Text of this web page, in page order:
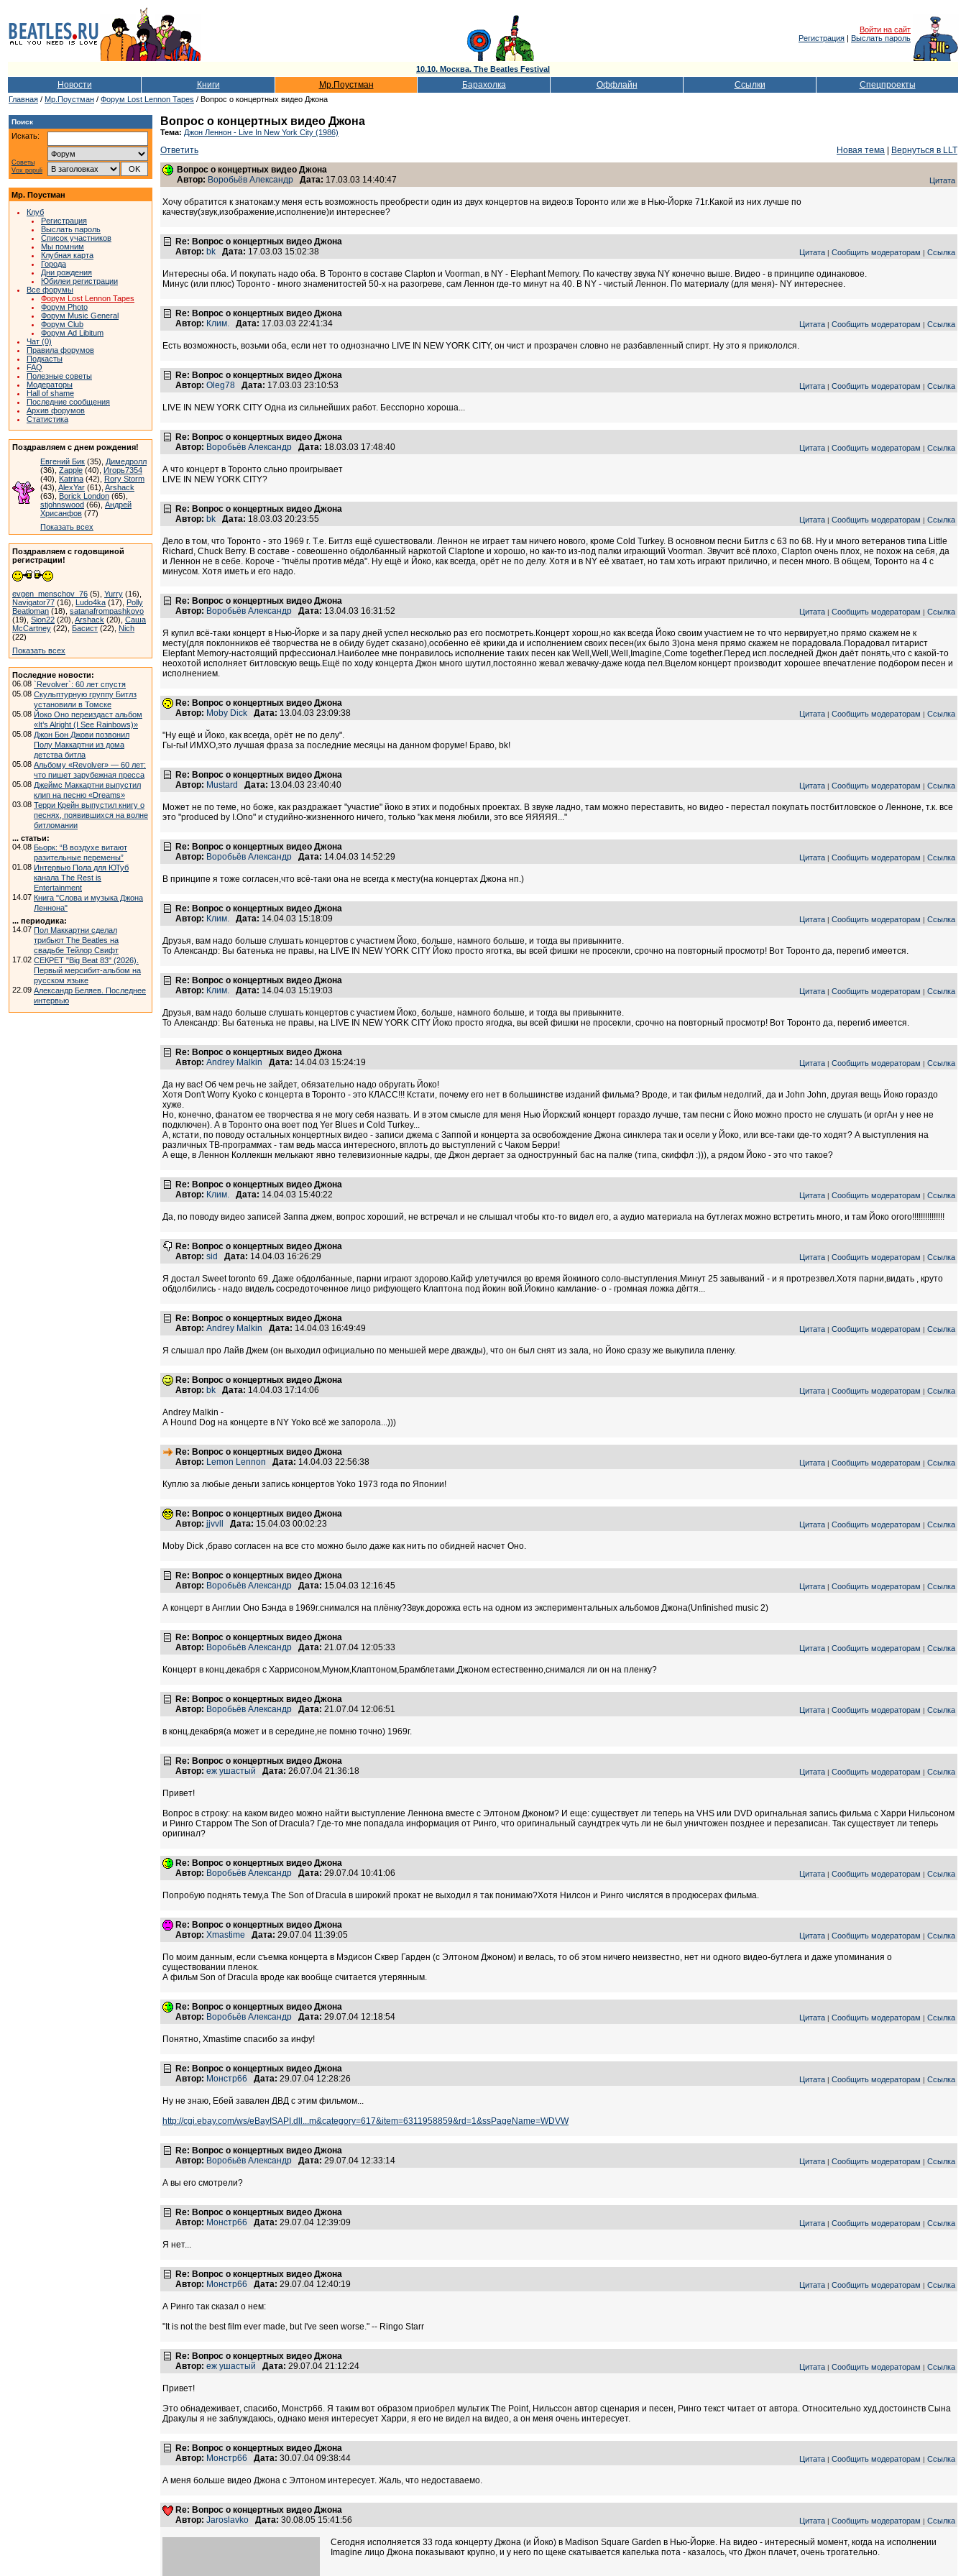
Войти на сайт
Регистрация | Выслать пароль
10.10. Москва. The Beatles Festival
Новости Книги Мр.Поустман Барахолка Оффлайн Ссылки Спецпроекты
Главная / Мр.Поустман / Форум Lost Lennon Tapes / Вопрос о концертных видео Джона
Поиск
Искать:
Советы
Vox populi
Мр. Поустман
Клуб
Регистрация
Выслать пароль
Список участников
Мы помним
Клубная карта
Города
Дни рождения
Юбилеи регистрации
Все форумы
Форум Lost Lennon Tapes
Форум Photo
Форум Music General
Форум Club
Форум Ad Libitum
Чат (0)
Правила форумов
Подкасты
FAQ
Полезные советы
Модераторы
Hall of shame
Последние сообщения
Архив форумов
Статистика
Поздравляем с днем рождения!
Евгений Бик (35), Димедролл
(36), Zapple (40), Игорь7354
(40), Katrina (42), Rory Storm
(43), AlexYar (61), Arshack
(63), Borick London (65),
stjohnswood (66), Андрей
Хрисанфов (77)
Показать всех
Поздравляем с годовщиной
регистрации!
evgen_menschov_76 (5), Yurry (16),
Navigator77 (16), Ludo4ka (17), Polly
Beatloman (18), satanafrompashkovo
(19), Sion22 (20), Arshack (20), Саша
McCartney (22), Басист (22), Nich
(22)
Показать всех
Последние новости:
06.08 `Revolver`: 60 лет спустя
05.08 Скульптурную группу Битлз
установили в Томске
05.08 Йоко Оно переиздаст альбом
«It’s Alright (I See Rainbows)»
05.08 Джон Бон Джови позвонил
Полу Маккартни из дома
детства битла
05.08 Альбому «Revolver» — 60 лет:
что пишет зарубежная пресса
05.08 Джеймс Маккартни выпустил
клип на песню «Dreams»
03.08 Терри Крейн выпустил книгу о
песнях, появившихся на волне
битломании
... статьи:
04.08 Бьорк: “В воздухе витают
разительные перемены”
01.08 Интервью Пола для ЮТуб
канала The Rest is
Entertainment
14.07 Книга "Слова и музыка Джона
Леннона"
... периодика:
14.07 Пол Маккартни сделал
трибьют The Beatles на
свадьбе Тейлор Свифт
17.02 СЕКРЕТ "Big Beat 83" (2026).
Первый мерсибит-альбом на
русском языке
22.09 Александр Беляев. Последнее
интервью
Вопрос о концертных видео Джона
Тема: Джон Леннон - Live In New York City (1986)
Ответить Новая тема
Вернуться в LLT
Вопрос о концертных видео Джона
Автор: Воробьёв Александр Дата: 17.03.03 14:40:47 Цитата
Хочу обратится к знатокам:у меня есть возможность преобрести один из двух концертов на видео:в Торонто или же в Нью-Йорке 71г.Какой из них лучше по
качеству(звук,изображение,исполнение)и интереснее?
Re: Вопрос о концертных видео Джона
Автор: bk Дата: 17.03.03 15:02:38 Цитата | Сообщить модераторам | Ссылка
Интересны оба. И покупать надо оба. В Торонто в составе Clapton и Voorman, в NY - Elephant Memory. По качеству звука NY конечно выше. Видео - в принципе одинаковое.
Минус (или плюс) Торонто - много знаменитостей 50-х на разогреве, сам Леннон где-то минут на 40. В NY - чистый Леннон. По материалу (для меня)- NY интереснее.
Re: Вопрос о концертных видео Джона
Автор: Клим. Дата: 17.03.03 22:41:34 Цитата | Сообщить модераторам | Ссылка
Есть возможность, возьми оба, если нет то однозначно LIVE IN NEW YORK CITY, он чист и прозрачен словно не разбавленный спирт. Ну это я прикололся.
Re: Вопрос о концертных видео Джона
Автор: Oleg78 Дата: 17.03.03 23:10:53 Цитата | Сообщить модераторам | Ссылка
LIVE IN NEW YORK CITY Одна из сильнейших работ. Бесспорно хороша...
Re: Вопрос о концертных видео Джона
Автор: Воробьёв Александр Дата: 18.03.03 17:48:40 Цитата | Сообщить модераторам | Ссылка
А что концерт в Торонто сльно проигрывает
LIVE IN NEW YORK CITY?
Re: Вопрос о концертных видео Джона
Автор: bk Дата: 18.03.03 20:23:55 Цитата | Сообщить модераторам | Ссылка
Дело в том, что Торонто - это 1969 г. Т.е. Битлз ещё сушествовали. Леннон не играет там ничего нового, кроме Cold Turkey. В основном песни Битлз с 63 по 68. Ну и много ветеранов типа Little
Richard, Chuck Berry. В составе - совеошенно обдолбанный наркотой Claptone и хорошо, но как-то из-под палки играющий Voorman. Звучит всё плохо, Clapton очень плох, не похож на себя, да
и Леннон не в себе. Короче - "пчёлы против мёда". Ну ещё и Йоко, как всегда, орёт не по делу. Хотя и в NY её хватает, но там хоть играют прилично, и песен много. В общем, Торонто на 4 с
минусом. Хотя иметь и его надо.
Re: Вопрос о концертных видео Джона
Автор: Воробьёв Александр Дата: 13.04.03 16:31:52 Цитата | Сообщить модераторам | Ссылка
Я купил всё-таки концерт в Нью-Йорке и за пару дней успел несколько раз его посмотреть.Концерт хорош,но как всегда Йоко своим участием не то что нервирует,но прямо скажем не к
месту(для поклонников её творчества не в обиду будет сказано),особенно её крики,да и исполнением своих песен(их было 3)она меня прямо скажем не порадовала.Порадовал гитарист
Elepfant Memory-настоящий прфессионал.Наиболее мне понравилось исполнение таких песен как Well,Well,Well,Imagine,Come together.Перед исп.последней Джон даёт понять,что с какой-то
неохотой исполняет битловскую вещь.Ещё по ходу концерта Джон много шутил,постоянно жевал жевачку-даже когда пел.Вцелом концерт производит хорошее впечатление подбором песен и
исполнением.
Re: Вопрос о концертных видео Джона
Автор: Moby Dick Дата: 13.04.03 23:09:38 Цитата | Сообщить модераторам | Ссылка
"Ну ещё и Йоко, как всегда, орёт не по делу".
Гы-гы! ИМХО,это лучшая фраза за последние месяцы на данном форуме! Браво, bk!
Re: Вопрос о концертных видео Джона
Автор: Mustard Дата: 13.04.03 23:40:40 Цитата | Сообщить модераторам | Ссылка
Может не по теме, но боже, как раздражает "участие" йоко в этих и подобных проектах. В звуке ладно, там можно переставить, но видео - перестал покупать постбитловское о Ленноне, т.к. все
это "produced by I.Ono" и студийно-жизненного ничего, только "как меня любили, это все ЯЯЯЯЯ..."
Re: Вопрос о концертных видео Джона
Автор: Воробьёв Александр Дата: 14.04.03 14:52:29 Цитата | Сообщить модераторам | Ссылка
В принципе я тоже согласен,что всё-таки она не всегда к месту(на концертах Джона нп.)
Re: Вопрос о концертных видео Джона
Автор: Клим. Дата: 14.04.03 15:18:09 Цитата | Сообщить модераторам | Ссылка
Друзья, вам надо больше слушать концертов с участием Йоко, больше, намного больше, и тогда вы привыкните.
То Александр: Вы батенька не правы, на LIVE IN NEW YORK CITY Йоко просто яготка, вы всей фишки не просекли, срочно на повторный просмотр! Вот Торонто да, перегиб имеется.
Re: Вопрос о концертных видео Джона
Автор: Клим. Дата: 14.04.03 15:19:03 Цитата | Сообщить модераторам | Ссылка
Друзья, вам надо больше слушать концертов с участием Йоко, больше, намного больше, и тогда вы привыкните.
То Александр: Вы батенька не правы, на LIVE IN NEW YORK CITY Йоко просто ягодка, вы всей фишки не просекли, срочно на повторный просмотр! Вот Торонто да, перегиб имеется.
Re: Вопрос о концертных видео Джона
Автор: Andrey Malkin Дата: 14.04.03 15:24:19 Цитата | Сообщить модераторам | Ссылка
Да ну вас! Об чем речь не зайдет, обязательно надо обругать Йоко!
Хотя Don't Worry Kyoko с концерта в Торонто - это КЛАСС!!! Кстати, почему его нет в большинстве изданий фильма? Вроде, и так фильм недолгий, да и John John, другая вещь Йоко гораздо
хуже.
Но, конечно, фанатом ее творчества я не могу себя назвать. И в этом смысле для меня Нью Йоркский концерт гораздо лучше, там песни с Йоко можно просто не слушать (и оргАн у нее не
подключен). А в Торонто она воет под Yer Blues и Cold Turkey...
А, кстати, по поводу остальных концертных видео - записи джема с Заппой и концерта за освобождение Джона синклера так и осели у Йоко, или все-таки где-то ходят? А выступления на
различных ТВ-программах - там ведь масса интересного, вплоть до выступлений с Чаком Берри!
А еще, в Леннон Коллекшн мелькают явно телевизионные кадры, где Джон дергает за однострунный бас на палке (типа, скиффл :))), а рядом Йоко - это что такое?
Re: Вопрос о концертных видео Джона
Автор: Клим. Дата: 14.04.03 15:40:22 Цитата | Сообщить модераторам | Ссылка
Да, по поводу видео записей Заппа джем, вопрос хороший, не встречал и не слышал чтобы кто-то видел его, а аудио материала на бутлегах можно встретить много, и там Йоко огого!!!!!!!!!!!!!!!
Re: Вопрос о концертных видео Джона
Автор: sid Дата: 14.04.03 16:26:29 Цитата | Сообщить модераторам | Ссылка
Я достал Sweet toronto 69. Даже обдолбанные, парни играют здорово.Кайф улетучился во время йокиного соло-выступления.Минут 25 завываний - и я протрезвел.Хотя парни,видать , круто
обдолбились - надо видель сосредоточенное лицо рифующего Клаптона под йокин вой.Йокино камлание- о - громная ложка дёгтя...
Re: Вопрос о концертных видео Джона
Автор: Andrey Malkin Дата: 14.04.03 16:49:49 Цитата | Сообщить модераторам | Ссылка
Я слышал про Лайв Джем (он выходил официально по меньшей мере дважды), что он был снят из зала, но Йоко сразу же выкупила пленку.
Re: Вопрос о концертных видео Джона
Автор: bk Дата: 14.04.03 17:14:06 Цитата | Сообщить модераторам | Ссылка
Andrey Malkin -
А Hound Dog на концерте в NY Yoko всё же запорола...)))
Re: Вопрос о концертных видео Джона
Автор: Lemon Lennon Дата: 14.04.03 22:56:38 Цитата | Сообщить модераторам | Ссылка
Куплю за любые деньги запись концертов Yoko 1973 года по Японии!
Re: Вопрос о концертных видео Джона
Автор: jjvvll Дата: 15.04.03 00:02:23 Цитата | Сообщить модераторам | Ссылка
Moby Dick ,браво согласен на все сто можно было даже как нить по обидней насчет Оно.
Re: Вопрос о концертных видео Джона
Автор: Воробьёв Александр Дата: 15.04.03 12:16:45 Цитата | Сообщить модераторам | Ссылка
А концерт в Англии Оно Бэнда в 1969г.снимался на плёнку?Звук.дорожка есть на одном из экспериментальных альбомов Джона(Unfinished music 2)
Re: Вопрос о концертных видео Джона
Автор: Воробьёв Александр Дата: 21.07.04 12:05:33 Цитата | Сообщить модераторам | Ссылка
Концерт в конц.декабря с Харрисоном,Муном,Клаптоном,Брамблетами,Джоном естественно,снимался ли он на пленку?
Re: Вопрос о концертных видео Джона
Автор: Воробьёв Александр Дата: 21.07.04 12:06:51 Цитата | Сообщить модераторам | Ссылка
в конц.декабря(а может и в середине,не помню точно) 1969г.
Re: Вопрос о концертных видео Джона
Автор: еж ушастый Дата: 26.07.04 21:36:18 Цитата | Сообщить модераторам | Ссылка
Привет!
Вопрос в строку: на каком видео можно найти выступление Леннона вместе с Элтоном Джоном? И еще: существует ли теперь на VHS или DVD оригнальная запись фильма с Харри Нильсоном
и Ринго Старром The Son of Dracula? Где-то мне попадала информация от Ринго, что оригинальный саундтрек чуть ли не был уничтожен позднее и перезаписан. Так существует ли теперь
оригинал?
Re: Вопрос о концертных видео Джона
Автор: Воробьёв Александр Дата: 29.07.04 10:41:06 Цитата | Сообщить модераторам | Ссылка
Попробую поднять тему,а The Son of Dracula в широкий прокат не выходил я так понимаю?Хотя Нилсон и Ринго числятся в продюсерах фильма.
Re: Вопрос о концертных видео Джона
Автор: Xmastime Дата: 29.07.04 11:39:05 Цитата | Сообщить модераторам | Ссылка
По моим данным, если съемка концерта в Мэдисон Сквер Гарден (с Элтоном Джоном) и велась, то об этом ничего неизвестно, нет ни одного видео-бутлега и даже упоминания о
существовании пленок.
А фильм Son of Dracula вроде как вообще считается утерянным.
Re: Вопрос о концертных видео Джона
Автор: Воробьёв Александр Дата: 29.07.04 12:18:54 Цитата | Сообщить модераторам | Ссылка
Понятно, Xmastime спасибо за инфу!
Re: Вопрос о концертных видео Джона
Автор: Монстр66 Дата: 29.07.04 12:28:26 Цитата | Сообщить модераторам | Ссылка
Ну не знаю, Ебей завален ДВД с этим фильмом...
http://cgi.ebay.com/ws/eBayISAPI.dll...m&category=617&item=6311958859&rd=1&ssPageName=WDVW
Re: Вопрос о концертных видео Джона
Автор: Воробьёв Александр Дата: 29.07.04 12:33:14 Цитата | Сообщить модераторам | Ссылка
А вы его смотрели?
Re: Вопрос о концертных видео Джона
Автор: Монстр66 Дата: 29.07.04 12:39:09 Цитата | Сообщить модераторам | Ссылка
Я нет...
Re: Вопрос о концертных видео Джона
Автор: Монстр66 Дата: 29.07.04 12:40:19 Цитата | Сообщить модераторам | Ссылка
А Ринго так сказал о нем:
"It is not the best film ever made, but I've seen worse." -- Ringo Starr
Re: Вопрос о концертных видео Джона
Автор: еж ушастый Дата: 29.07.04 21:12:24 Цитата | Сообщить модераторам | Ссылка
Привет!
Это обнадеживает, спасибо, Монстр66. Я таким вот образом приобрел мультик The Point, Нильссон автор сценария и песен, Ринго текст читает от автора. Относительно худ.достоинств Сына
Дракулы я не заблуждаюсь, однако меня интересует Харри, я его не видел на видео, а он меня очень интересует.
Re: Вопрос о концертных видео Джона
Автор: Монстр66 Дата: 30.07.04 09:38:44 Цитата | Сообщить модераторам | Ссылка
А меня больше видео Джона с Элтоном интересует. Жаль, что недоставаемо.
Re: Вопрос о концертных видео Джона
Автор: Jaroslavko Дата: 30.08.05 15:41:56 Цитата | Сообщить модераторам | Ссылка
Сегодня исполняется 33 года концерту Джона (и Йоко) в Madison Square Garden в Нью-Йорке. На видео - интересный момент, когда на исполнении
Imagine лицо Джона показывают крупно, и у него по щеке скатывается капелька пота - казалось, что Джон плачет, очень трогательно.